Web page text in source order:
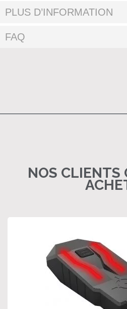
PLUS D’INFORMATION
FAQ
NOS CLIENTS